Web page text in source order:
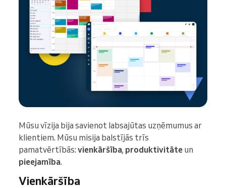
Mūsu vīzija bija savienot labsajūtas uzņēmumus ar
klientiem. Mūsu misija balstījās trīs
pamatvērtībās: vienkāršība, produktivitāte un
pieejamība.
Vienkāršība